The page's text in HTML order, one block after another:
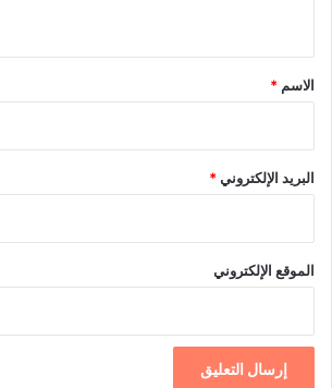
*
الاسم *
البريد الإلكتروني*
الموقع الإلكتروني